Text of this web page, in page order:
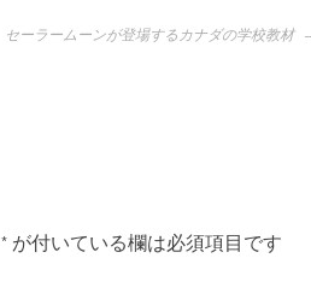
セーラームーンが登場するカナダの学校教材
* が付いている欄は必須項目です